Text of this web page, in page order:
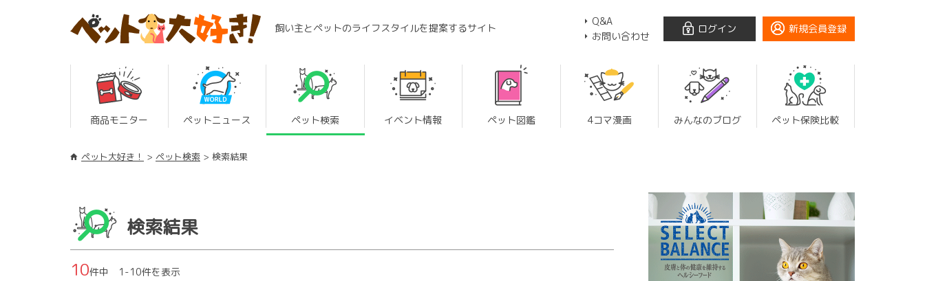
飼い主とペットのライフスタイルを提案するサイト
Q&A
お問い合わせ
ログイン 新規会員登録
商品モニター ペットニュース ペット検索 イベント情報 ペット図鑑 4コマ漫画 みんなのブログ ペット保険比較
ペット大好き！ ペット検索 検索結果
検索結果
10件中 1-10件を表示